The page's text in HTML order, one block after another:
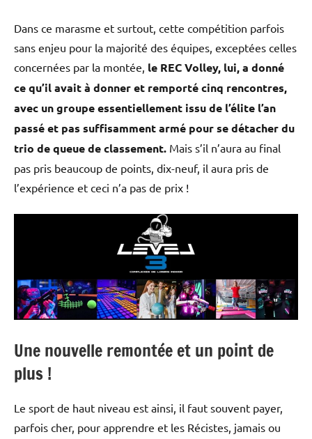
Dans ce marasme et surtout, cette compétition parfois
sans enjeu pour la majorité des équipes, exceptées celles
concernées par la montée, le REC Volley, lui, a donné
ce qu’il avait à donner et remporté cinq rencontres,
avec un groupe essentiellement issu de l’élite l’an
passé et pas suffisamment armé pour se détacher du
trio de queue de classement. Mais s’il n’aura au final
pas pris beaucoup de points, dix-neuf, il aura pris de
l’expérience et ceci n’a pas de prix !
Une nouvelle remontée et un point de
plus !
Le sport de haut niveau est ainsi, il faut souvent payer,
parfois cher, pour apprendre et les Récistes, jamais ou